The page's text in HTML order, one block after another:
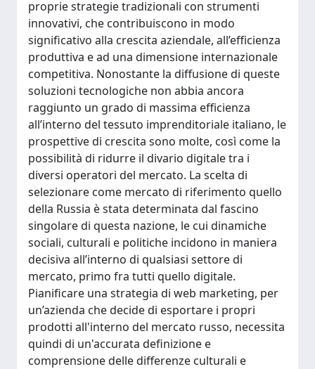
proprie strategie tradizionali con strumenti
innovativi, che contribuiscono in modo
significativo alla crescita aziendale, all’efficienza
produttiva e ad una dimensione internazionale
competitiva. Nonostante la diffusione di queste
soluzioni tecnologiche non abbia ancora
raggiunto un grado di massima efficienza
all’interno del tessuto imprenditoriale italiano, le
prospettive di crescita sono molte, così come la
possibilità di ridurre il divario digitale tra i
diversi operatori del mercato. La scelta di
selezionare come mercato di riferimento quello
della Russia è stata determinata dal fascino
singolare di questa nazione, le cui dinamiche
sociali, culturali e politiche incidono in maniera
decisiva all’interno di qualsiasi settore di
mercato, primo fra tutti quello digitale.
Pianificare una strategia di web marketing, per
un’azienda che decide di esportare i propri
prodotti all'interno del mercato russo, necessita
quindi di un'accurata definizione e
comprensione delle differenze culturali e